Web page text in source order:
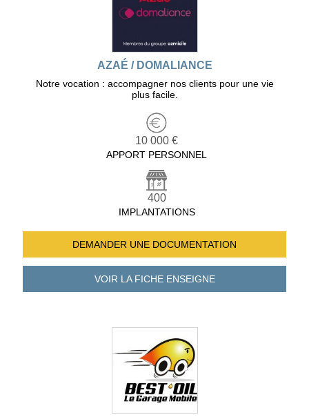
AZAÉ / DOMALIANCE
Notre vocation : accompagner nos clients pour une vie
plus facile.
10 000 €
APPORT PERSONNEL
400
IMPLANTATIONS
DEMANDER UNE DOCUMENTATION
VOIR LA FICHEENSEIGNE